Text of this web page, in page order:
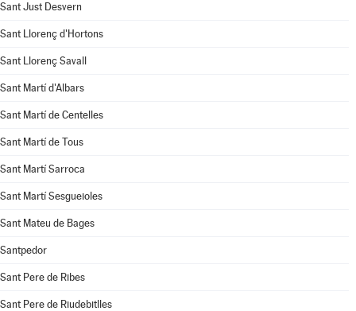
Sant Just Desvern
Sant Llorenç d'Hortons
Sant Llorenç Savall
Sant Martí d'Albars
Sant Martí de Centelles
Sant Martí de Tous
Sant Martí Sarroca
Sant Martí Sesgueioles
Sant Mateu de Bages
Santpedor
Sant Pere de Ribes
Sant Pere de Riudebitlles